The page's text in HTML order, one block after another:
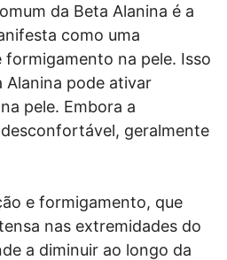
da Beta Alanina é a
como uma
formigamento na pele. Isso
Alanina pode ativar
pele. Embora a
geralmente
e formigamento, que
nas extremidades do
a diminuir ao longo da